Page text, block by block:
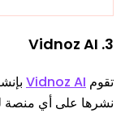
3. Vidnoz AI
تقوم Vidnoz AI
نشرها على أي منصة